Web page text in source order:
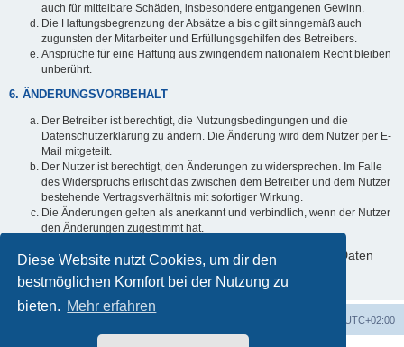
Diese Website nutzt Cookies, um dir den
bestmöglichen Komfort bei der Nutzung zu
bieten. Mehr erfahren
auch für mittelbare Schäden, insbesondere entgangenen Gewinn.
Die Haftungsbegrenzung der Absätze a bis c gilt sinngemäß auch
zugunsten der Mitarbeiter und Erfüllungsgehilfen des Betreibers.
Ansprüche für eine Haftung aus zwingendem nationalem Recht bleiben
unberührt.
6. ÄNDERUNGSVORBEHALT
Der Betreiber ist berechtigt, die Nutzungsbedingungen und die
Datenschutzerklärung zu ändern. Die Änderung wird dem Nutzer per E-
Mail mitgeteilt.
Der Nutzer ist berechtigt, den Änderungen zu widersprechen. Im Falle
des Widerspruchs erlischt das zwischen dem Betreiber und dem Nutzer
bestehende Vertragsverhältnis mit sofortiger Wirkung.
Die Änderungen gelten als anerkannt und verbindlich, wenn der Nutzer
den Änderungen zugestimmt hat.
Informationen über den Umgang mit deinen persönlichen Daten
sind in der Datenschutzerklärung enthalten.
UTC+02:00